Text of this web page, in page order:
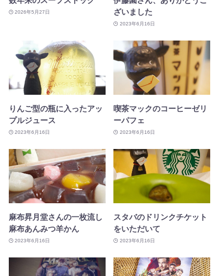
2026年5月27日
ざいました
2023年6月16日
りんご型の瓶に入ったアッ
プルジュース
2023年6月16日
喫茶マックのコーヒーゼリ
ーパフェ
2023年6月16日
麻布昇月堂さんの一枚流し
麻布あんみつ羊かん
2023年6月16日
スタバのドリンクチケット
をいただいて
2023年6月16日